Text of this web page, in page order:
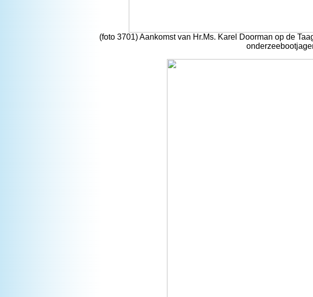
(foto 3701) Aankomst van Hr.Ms. Karel Doorman op de